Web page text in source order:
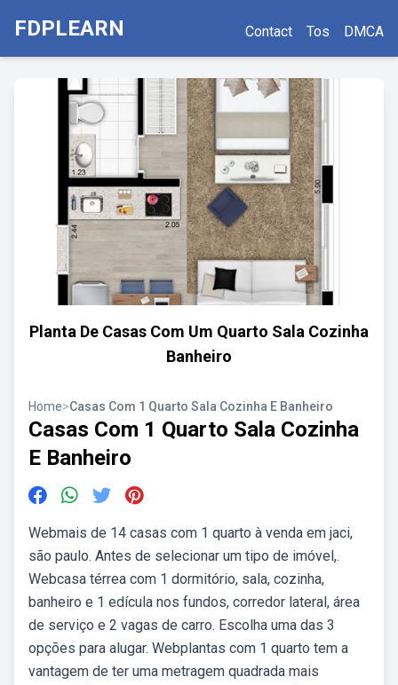
FDPLEARN Contact Tos DMCA
Planta De Casas Com Um Quarto Sala Cozinha
Banheiro
Home>Casas Com 1 Quarto Sala Cozinha E Banheiro
Casas Com 1 Quarto Sala Cozinha
E Banheiro
Webmais de 14 casas com 1 quarto à venda em jaci,
são paulo. Antes de selecionar um tipo de imóvel,.
Webcasa térrea com 1 dormitório, sala, cozinha,
banheiro e 1 edícula nos fundos, corredor lateral, área
de serviço e 2 vagas de carro. Escolha uma das 3
opções para alugar. Webplantas com 1 quarto tem a
vantagem de ter uma metragem quadrada mais